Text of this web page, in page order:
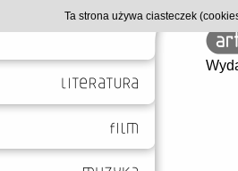
Ta strona używa ciasteczek